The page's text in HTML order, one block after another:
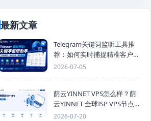
最新文章
Telegram关键词监听工具推
荐：如何实时捕捉精准客户，
提高获客效率？
2026-07-05
荫云YINNET VPS怎么样？荫
云YINNET 全球ISP VPS节点
与双ISP 服务器推荐
2026-07-20